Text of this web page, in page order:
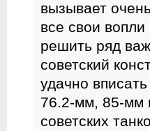
вызывает
все свои
решить ряд
советский
удачно
76.2-мм, 85-мм
советских